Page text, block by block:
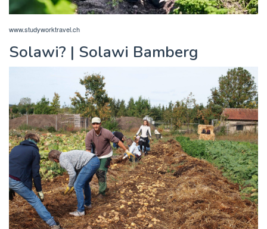
www.studyworktravel.ch
Solawi? | Solawi Bamberg